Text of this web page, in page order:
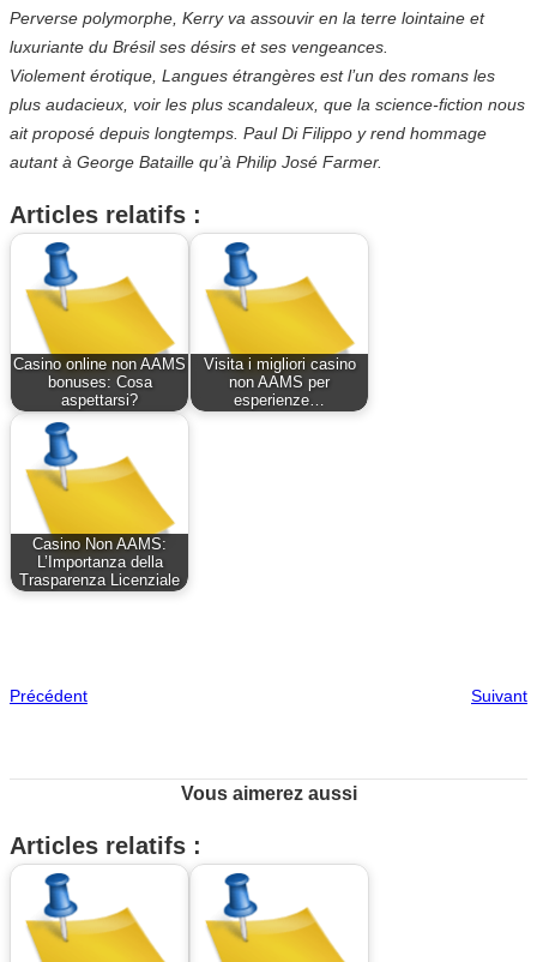
Perverse polymorphe, Kerry va assouvir en la terre lointaine et
luxuriante du Brésil ses désirs et ses vengeances.
Violement érotique, Langues étrangères est l’un des romans les
plus audacieux, voir les plus scandaleux, que la science-fiction nous
ait proposé depuis longtemps. Paul Di Filippo y rend hommage
autant à George Bataille qu’à Philip José Farmer.
Articles relatifs :
Casino online non AAMS
bonuses: Cosa
aspettarsi?
Visita i migliori casino
non AAMS per
esperienze…
Casino Non AAMS:
L’Importanza della
Trasparenza Licenziale
Précédent Suivant
Vous aimerez aussi
Articles relatifs :